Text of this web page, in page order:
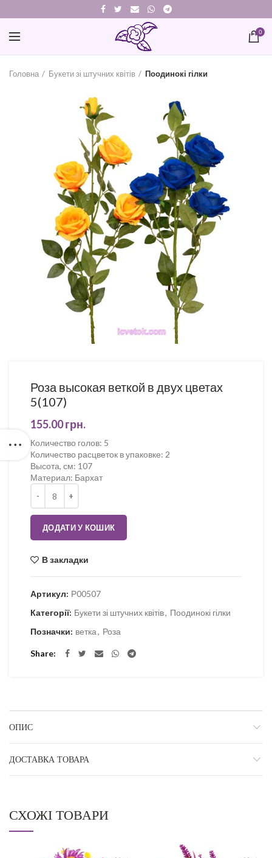
0
Головна Букети зі штучних квітів Поодинокі гілки
Роза высокая веткой в двух цветах
5(107)
155.00грн.
Количество голов: 5
Количество расцветок в упаковке: 2
Высота, см: 107
Материал: Бархат
ДОДАТИ У КОШИК
В закладки
Артикул: Р00507
Категорії: Букети зі штучних квітів, Поодинокі гілки
Позначки: ветка, Роза
Share
ОПИС
ДОСТАВКА ТОВАРА
СХОЖІ ТОВАРИ